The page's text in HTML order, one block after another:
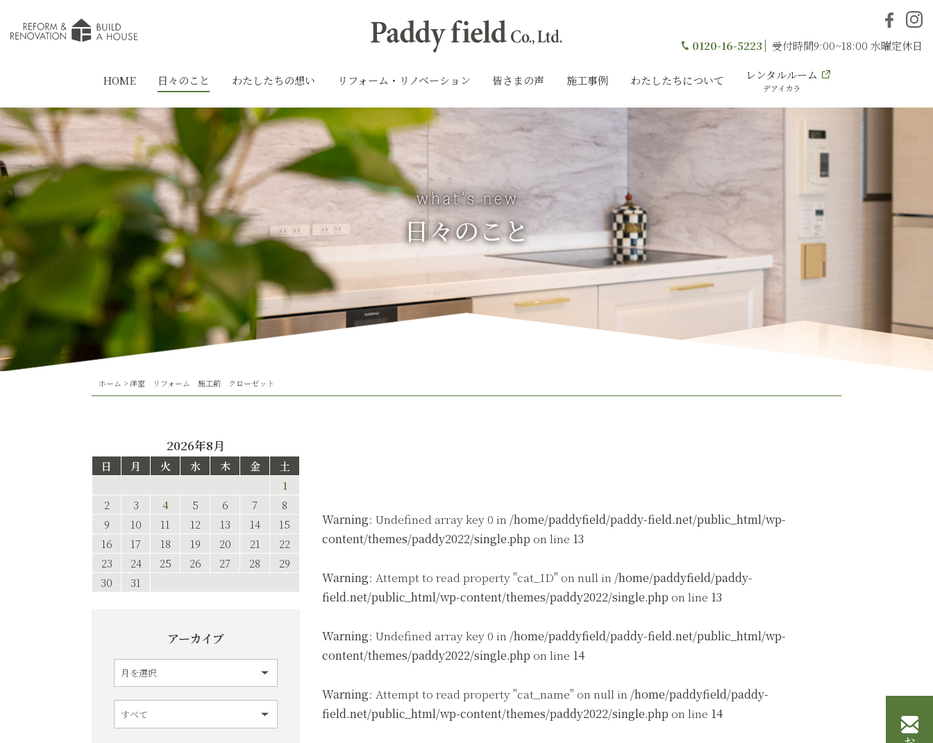
0120-16-5223 受付時間9:00~18:00 水曜定休日
HOME 日々のこと わたしたちの想い リフォーム・リノベーション 皆さまの声 施工事例 わたしたちについて レンタルルーム
デアイカラ
日々のこと
ホーム >洋室 リフォーム 施工前 クローゼット
Warning: Undefined array key 0 in /home/paddyfield/paddy-field.net/public_html/wp-
content/themes/paddy2022/single.php on line 13
Warning: Attempt to read property "cat_ID" on null in /home/paddyfield/paddy-
field.net/public_html/wp-content/themes/paddy2022/single.php on line 13
Warning: Undefined array key 0 in /home/paddyfield/paddy-field.net/public_html/wp-
content/themes/paddy2022/single.php on line 14
Warning: Attempt to read property "cat_name" on null in /home/paddyfield/paddy-
field.net/public_html/wp-content/themes/paddy2022/single.php on line 14
2026年8月
日 月 火 水 木 金
土
1
2
3 4 5 6 7
8
9
10 11 12 13 14
15
16
17 18 19 20 21
22
23
24 25 26 27 28
29
30
31
アーカイブ